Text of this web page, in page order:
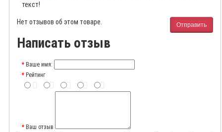
текст!
Отправить
Нет отзывов об этом товаре.
Написать отзыв
Ваше имя:
Рейтинг
Ваш отзыв